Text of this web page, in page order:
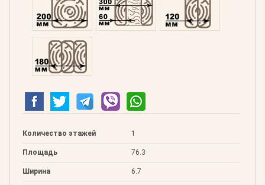
Клееный 180
Количество этажей 1
Площадь 76.3
Ширина 6.7